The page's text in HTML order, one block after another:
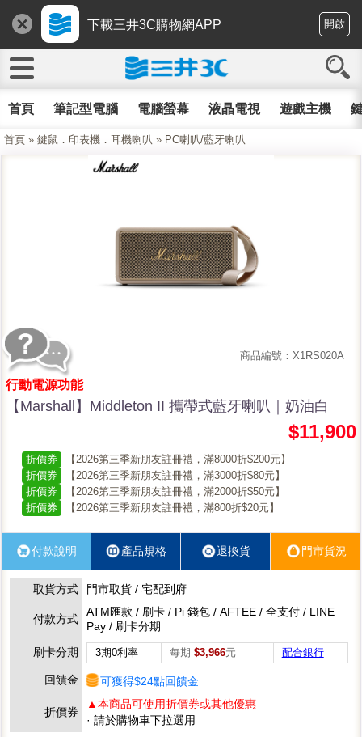
下載三井3C購物網APP 開啟
首頁 筆記型電腦 電腦螢幕 液晶電視 遊戲主機
首頁 » 鍵鼠．印表機．耳機喇叭 » PC喇叭/藍牙喇叭
商品編號：X1RS020A
行動電源功能
【Marshall】Middleton II 攜帶式藍牙喇叭｜奶油白
$11,900
折價券
【2026第三季新朋友註冊禮，滿8000折$200元】
折價券
【2026第三季新朋友註冊禮，滿3000折$80元】
折價券
【2026第三季新朋友註冊禮，滿2000折$50元】
折價券
【2026第三季新朋友註冊禮，滿800折$20元】
付款說明 產品規格 退換貨 門市貨況
取貨方式 門市取貨 / 宅配到府
付款方式
ATM匯款 / 刷卡 / Pi 錢包 / AFTEE / 全支付 / LINE
Pay / 刷卡分期
刷卡分期
3期0利率 每期 $3,966元 配合銀行
回饋金 可獲得$24點回饋金
折價券
▲本商品可使用折價券或其他優惠
· 請於購物車下拉選用